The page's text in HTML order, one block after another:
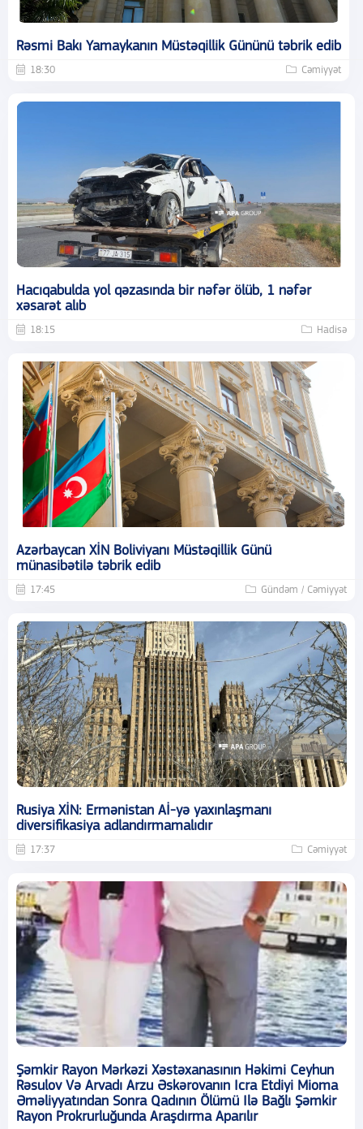
Rəsmi Bakı Yamaykanın Müstəqillik Gününü təbrik edib
18:30 Cəmiyyət
Hacıqabulda yol qəzasında bir nəfər ölüb, 1 nəfər
xəsarət alıb
18:15 Hadisə
Azərbaycan XİN Boliviyanı Müstəqillik Günü
münasibətilə təbrik edib
17:45 Gündəm / Cəmiyyət
Rusiya XİN: Ermənistan Aİ-yə yaxınlaşmanı
diversifikasiya adlandırmamalıdır
17:37 Cəmiyyət
Şəmkir Rayon Mərkəzi Xəstəxanasının Həkimi Ceyhun
Rəsulov Və Arvadı Arzu Əskərovanın Icra Etdiyi Mioma
Əməliyyatından Sonra Qadının Ölümü Ilə Bağlı Şəmkir
Rayon Prokrurluğunda Araşdırma Aparılır